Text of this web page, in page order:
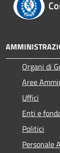
Organi di
Aree
Uffici
Enti e
Politici
Personale